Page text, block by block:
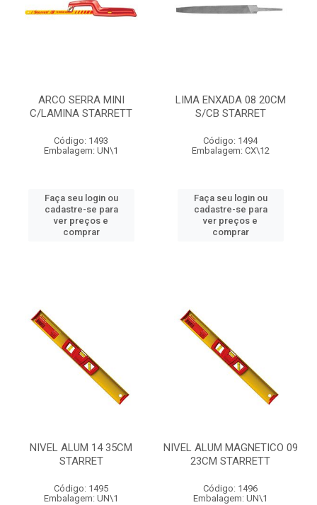
ARCO SERRA MINI
C/LAMINA STARRETT
Código: 1493
Embalagem: UN\1
Faça seu login ou
cadastre-se para
ver preços e
comprar
LIMA ENXADA 08 20CM
S/CB STARRET
Código: 1494
Embalagem: CX\12
Faça seu login ou
cadastre-se para
ver preços e
comprar
NIVEL ALUM 14 35CM
STARRET
Código: 1495
Embalagem: UN\1
NIVEL ALUM MAGNETICO 09
23CM STARRETT
Código: 1496
Embalagem: UN\1